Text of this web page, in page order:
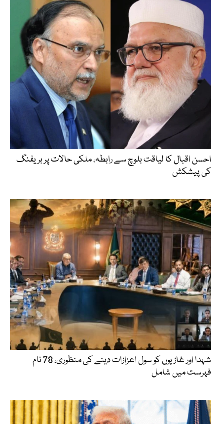
احسن اقبال کا لیاقت بلوچ سے رابطہ، ملکی حالات پر بریفنگ
کی پیشکش
شہدا اور غازیوں کو سول اعزازات دینے کی منظوری، 78 نام
فہرست میں شامل